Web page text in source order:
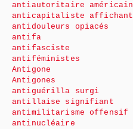
antiautoritaire américain
anticapitaliste affichant
antidouleurs opiacés
antifa
antifasciste
antiféministes
Antigone
Antigones
antiguérilla surgi
antillaise signifiant
antimilitarisme offensif
antinucléaire